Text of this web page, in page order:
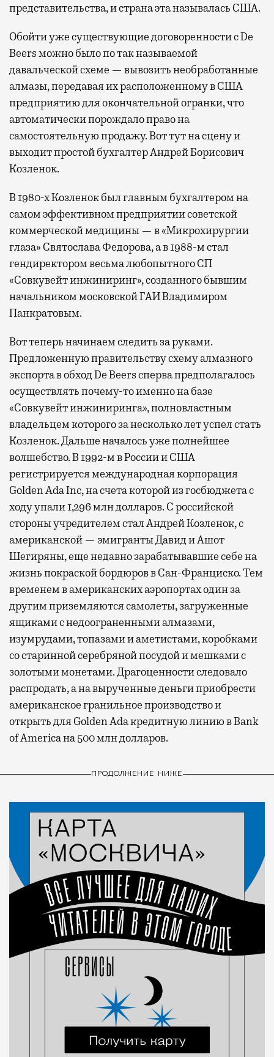
представительства, и страна эта называлась США.
Обойти уже существующие договоренности с De
Beers можно было по так называемой
давальческой схеме — вывозить необработанные
алмазы, передавая их расположенному в США
предприятию для окончательной огранки, что
автоматически порождало право на
самостоятельную продажу. Вот тут на сцену и
выходит простой бухгалтер Андрей Борисович
Козленок.
В 1980-х Козленок был главным бухгалтером на
самом эффективном предприятии советской
коммерческой медицины — в «Микрохирургии
глаза» Святослава Федорова, а в 1988-м стал
гендиректором весьма любопытного СП
«Совкувейт инжиниринг», созданного бывшим
начальником московской ГАИ Владимиром
Панкратовым.
Вот теперь начинаем следить за руками.
Предложенную правительству схему алмазного
экспорта в обход De Beers сперва предполагалось
осуществлять почему-то именно на базе
«Совкувейт инжиниринга», полновластным
владельцем которого за несколько лет успел стать
Козленок. Дальше началось уже полнейшее
волшебство. В 1992-м в России и США
регистрируется международная корпорация
Golden Ada Inc, на счета которой из госбюджета с
ходу упали 1,296 млн долларов. С российской
стороны учредителем стал Андрей Козленок, с
американской — эмигранты Давид и Ашот
Шегиряны, еще недавно зарабатывавшие себе на
жизнь покраской бордюров в Сан-Франциско. Тем
временем в американских аэропортах один за
другим приземляются самолеты, загруженные
ящиками с недоограненными алмазами,
изумрудами, топазами и аметистами, коробками
со старинной серебряной посудой и мешками с
золотыми монетами. Драгоценности следовало
распродать, а на вырученные деньги приобрести
американское гранильное производство и
открыть для Golden Ada кредитную линию в Bank
of Ameriсa на 500 млн долларов.
ПРОДОЛЖЕНИЕ НИЖЕ